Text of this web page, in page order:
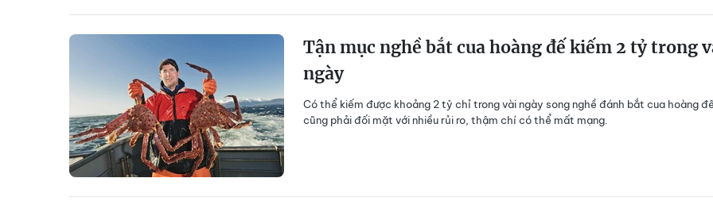
Tận mục nghề bắt cua hoàng đế kiếm 2 tỷ trong
ngày
Có thể kiếm được khoảng 2 tỷ chỉ trong vài ngày song nghề đánh bắt cua hoàng đế
cũng phải đối mặt với nhiều rủi ro, thậm chí có thể mất mạng.